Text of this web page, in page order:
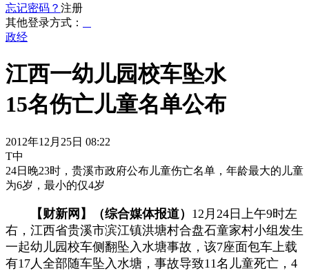
忘记密码？ 注册
其他登录方式：
政经
江西一幼儿园校车坠水
15名伤亡儿童名单公布
2012年12月25日 08:22
T中
24日晚23时，贵溪市政府公布儿童伤亡名单，年龄最大的儿童
为6岁，最小的仅4岁
【财新网】（综合媒体报道） 12月24日上午9时左
右，江西省贵溪市滨江镇洪塘村合盘石童家村小组发生
一起幼儿园校车侧翻坠入水塘事故，该7座面包车上载
有17人全部随车坠入水塘，事故导致11名儿童死亡，4